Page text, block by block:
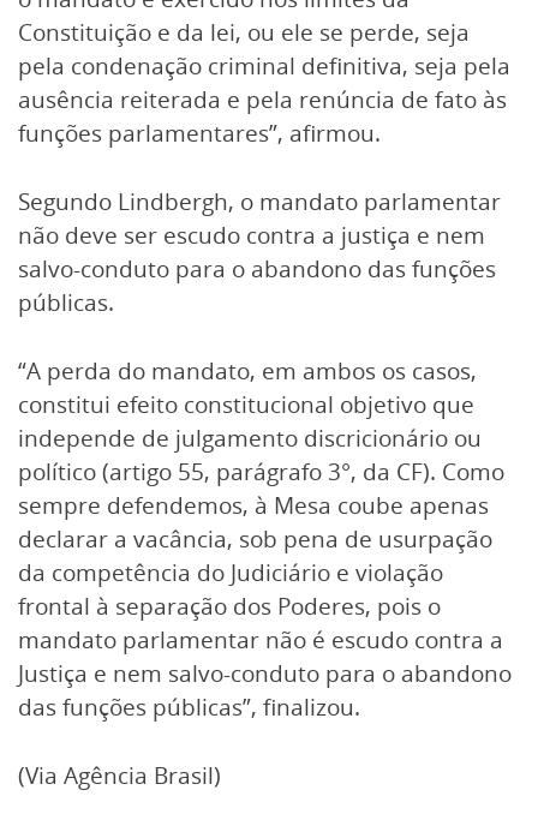
Constituição e da lei, ou ele se perde, seja
pela condenação criminal definitiva, seja pela
ausência reiterada e pela renúncia de fato às
funções parlamentares”, afirmou.
Segundo Lindbergh, o mandato parlamentar
não deve ser escudo contra a justiça e nem
salvo-conduto para o abandono das funções
públicas.
“A perda do mandato, em ambos os casos,
constitui efeito constitucional objetivo que
independe de julgamento discricionário ou
político (artigo 55, parágrafo 3°, da CF). Como
sempre defendemos, à Mesa coube apenas
declarar a vacância, sob pena de usurpação
da competência do Judiciário e violação
frontal à separação dos Poderes, pois o
mandato parlamentar não é escudo contra a
Justiça e nem salvo-conduto para o abandono
das funções públicas”, finalizou.
(Via Agência Brasil)